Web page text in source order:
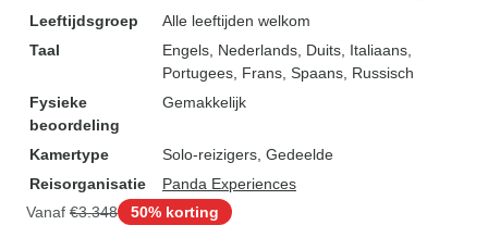
Leeftijdsgroep
Alle leeftijden welkom
Taal
Engels, Nederlands, Duits, Italiaans,
Portugees, Frans, Spaans, Russisch
Fysieke
beoordeling
Gemakkelijk
Kamertype
Solo-reizigers, Gedeelde
Reisorganisatie
Panda Experiences
Vanaf €3.348 50% korting